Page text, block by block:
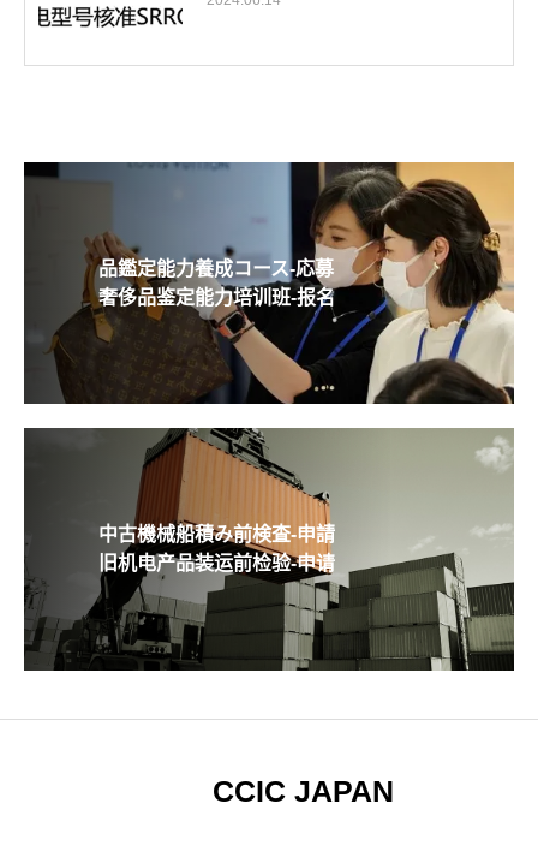
品鑑定能力養成コース-応募
奢侈品鉴定能力培训班-报名
中古機械船積み前検査-申請
旧机电产品装运前检验-申请
CCIC JAPAN